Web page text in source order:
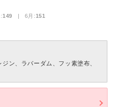
149 | 6月:151
ン、ラバーダム、フッ素塗布、